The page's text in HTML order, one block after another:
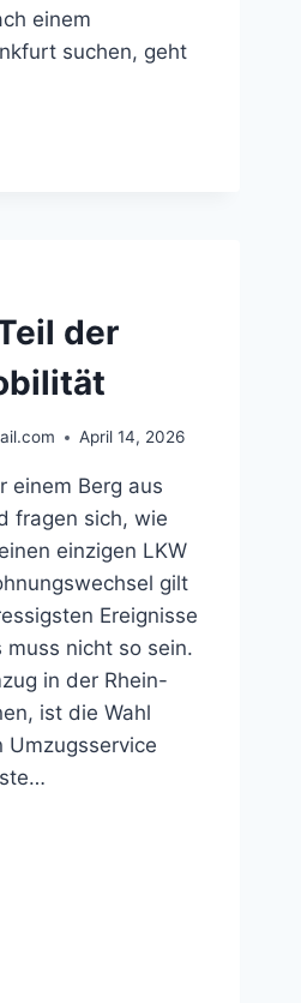
einem
suchen, geht
der
April 14, 2026
einem Berg aus
fragen sich, wie
einzigen LKW
gilt
Ereignisse
nicht so sein.
in der Rhein-
ist die Wahl
Umzugsservice